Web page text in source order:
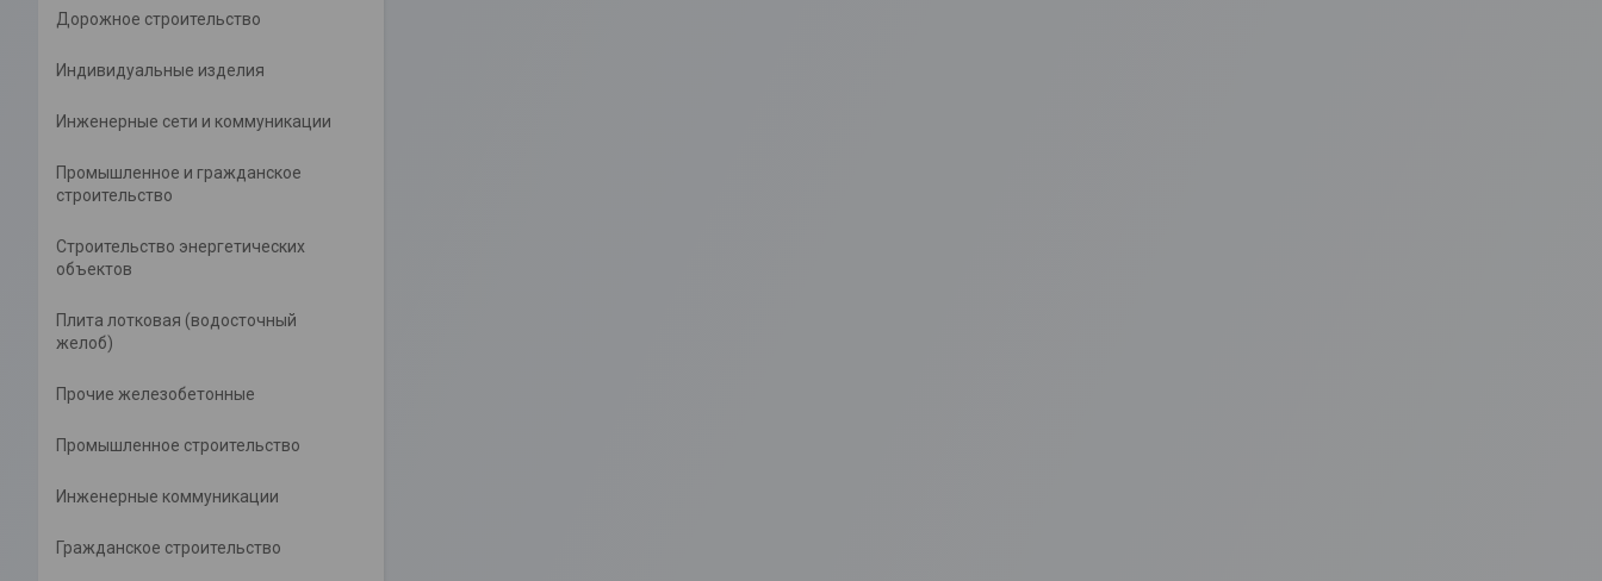
Дорожное строительство
Индивидуальные изделия
Инженерные сети и коммуникации
Промышленное и гражданское
строительство
Строительство энергетических
объектов
Плита лотковая (водосточный
желоб)
Прочие железобетонные
Промышленное строительство
Инженерные коммуникации
Гражданское строительство